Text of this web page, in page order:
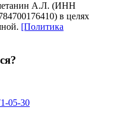
А.Л. (ИНН
в целях
[Политика
05-30